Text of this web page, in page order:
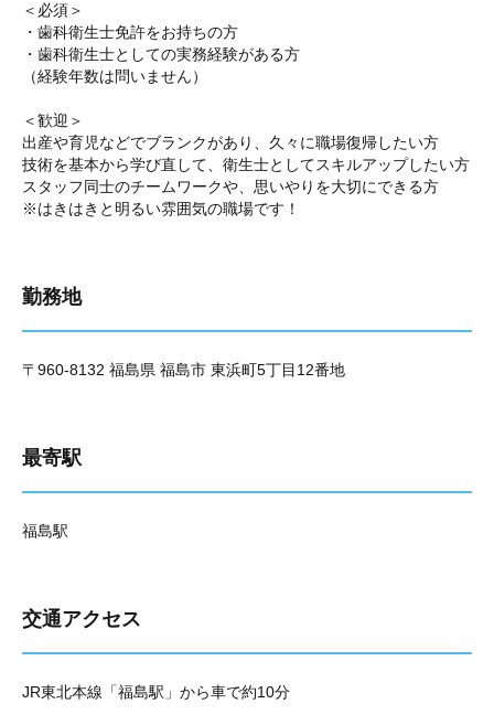
＜必須＞
・歯科衛生士免許をお持ちの方
・歯科衛生士としての実務経験がある方
（経験年数は問いません）
＜歓迎＞
出産や育児などでブランクがあり、久々に職場復帰したい方
技術を基本から学び直して、衛生士としてスキルアップしたい方
スタッフ同士のチームワークや、思いやりを大切にできる方
※はきはきと明るい雰囲気の職場です！
勤務地
〒960-8132 福島県 福島市 東浜町5丁目12番地
最寄駅
福島駅
交通アクセス
JR東北本線「福島駅」から車で約10分